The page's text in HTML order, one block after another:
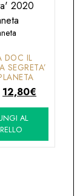
DOC IL
SEGRETA’
Il
prezzo
originale
era:
15,70€.
12,80€
prezzo
12,80€.
AL